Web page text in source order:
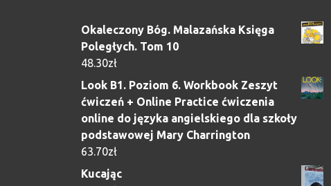
Okaleczony Bóg. Malazańska Księga
Poległych. Tom 10
48.30zł
Look B1. Poziom 6. Workbook Zeszyt
ćwiczeń + Online Practice ćwiczenia
online do języka angielskiego dla szkoły
podstawowej Mary Charrington
63.70zł
Kucając